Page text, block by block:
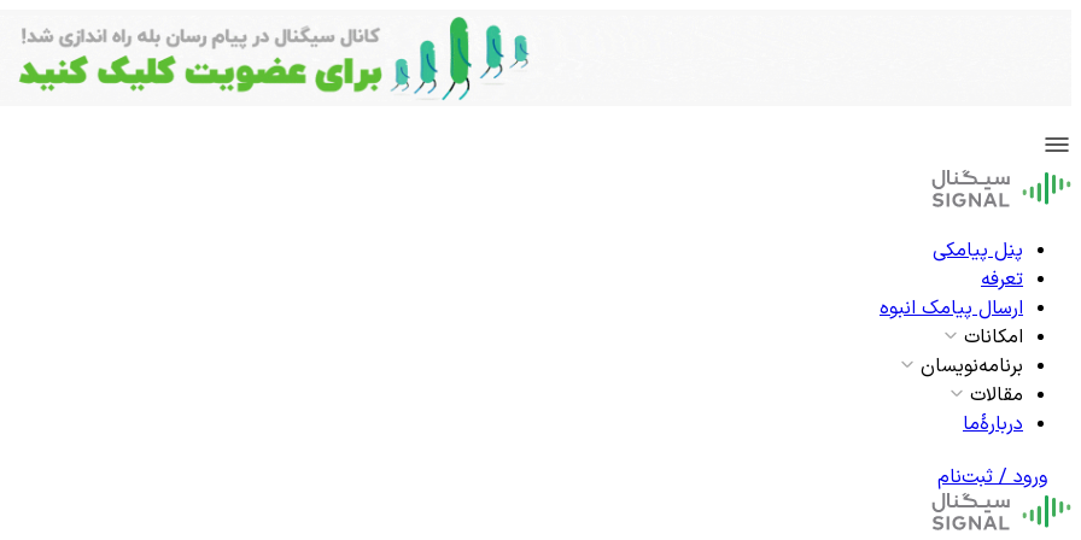
پنل پیامکی
تعرفه
ارسال پیامک انبوه
امکانات
برنامه‌نویسان
مقالات
دربارۀما
ورود / ثبت‌نام